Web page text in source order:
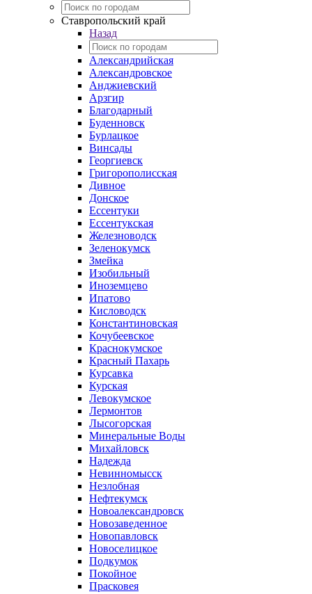
Ставропольский край
Назад
Александрийская
Александровское
Анджиевский
Арзгир
Благодарный
Буденновск
Бурлацкое
Винсады
Георгиевск
Григорополисская
Дивное
Донское
Ессентуки
Ессентукская
Железноводск
Зеленокумск
Змейка
Изобильный
Иноземцево
Ипатово
Кисловодск
Константиновская
Кочубеевское
Краснокумское
Красный Пахарь
Курсавка
Курская
Левокумское
Лермонтов
Лысогорская
Минеральные Воды
Михайловск
Надежда
Невинномысск
Незлобная
Нефтекумск
Новоалександровск
Новозаведенное
Новопавловск
Новоселицкое
Подкумок
Покойное
Прасковея